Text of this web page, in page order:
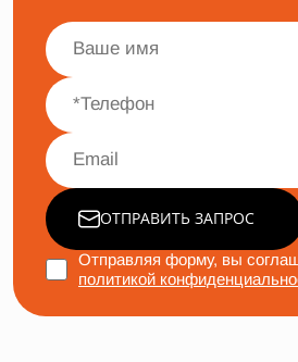
ОТПРАВИТЬ ЗАПРОС
Отправляя форму, вы
политикой